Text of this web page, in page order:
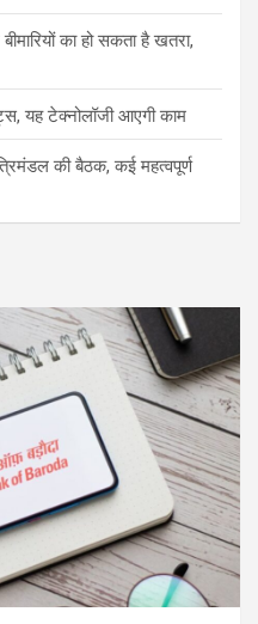
का हो सकता है खतरा,
यह टेक्नोलॉजी आएगी काम
की बैठक, कई महत्वपूर्ण